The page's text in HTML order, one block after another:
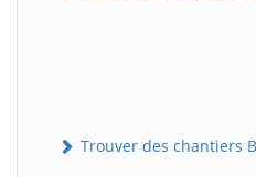
Trouver des chantiers